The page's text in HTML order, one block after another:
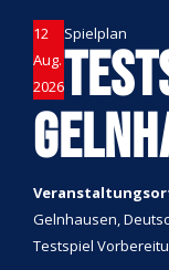
12
Aug.
2026
Spielplan
Gelnhausen,
Testspiel